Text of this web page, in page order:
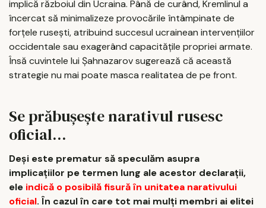
implică războiul din Ucraina. Până de curând, Kremlinul a
încercat să minimalizeze provocările întâmpinate de
forțele rusești, atribuind succesul ucrainean intervențiilor
occidentale sau exagerând capacitățile propriei armate.
Însă cuvintele lui Șahnazarov sugerează că această
strategie nu mai poate masca realitatea de pe front.
Se prăbușește narativul rusesc
oficial…
Deși este prematur să speculăm asupra
implicațiilor pe termen lung ale acestor declarații,
ele indică o posibilă fisură în unitatea narativului
oficial. În cazul în care tot mai mulți membri ai elitei